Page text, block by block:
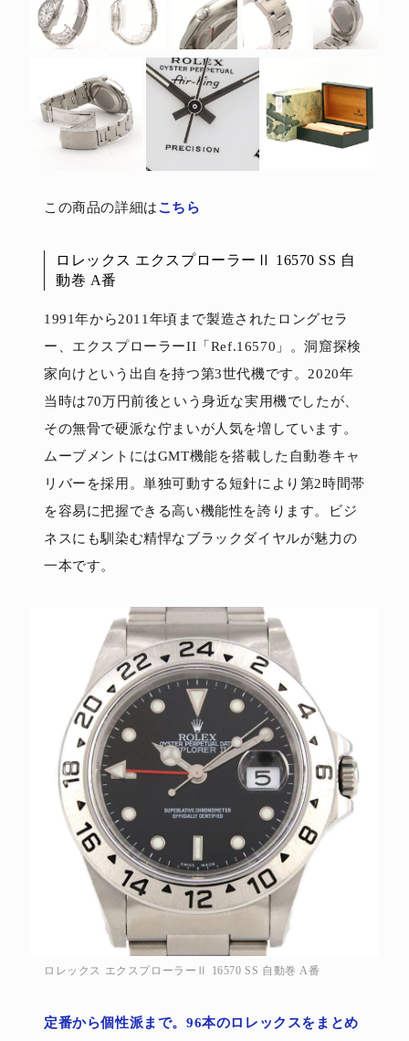
この商品の詳細はこちら
ロレックス エクスプローラーⅡ 16570 SS 自
動巻 A番
1991年から2011年頃まで製造されたロングセラ
ー、エクスプローラーII「Ref.16570」。洞窟探検
家向けという出自を持つ第3世代機です。2020年
当時は70万円前後という身近な実用機でしたが、
その無骨で硬派な佇まいが人気を増しています。
ムーブメントにはGMT機能を搭載した自動巻キャ
リバーを採用。単独可動する短針により第2時間帯
を容易に把握できる高い機能性を誇ります。ビジ
ネスにも馴染む精悍なブラックダイヤルが魅力の
一本です。
ロレックス エクスプローラーⅡ 16570 SS 自動巻 A番
定番から個性派まで。96本のロレックスをまとめ